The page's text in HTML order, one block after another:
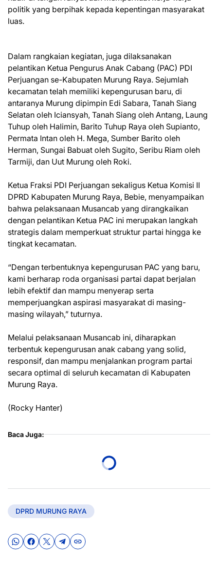
politik yang berpihak kepada kepentingan masyarakat
luas.
Dalam rangkaian kegiatan, juga dilaksanakan
pelantikan Ketua Pengurus Anak Cabang (PAC) PDI
Perjuangan se-Kabupaten Murung Raya. Sejumlah
kecamatan telah memiliki kepengurusan baru, di
antaranya Murung dipimpin Edi Sabara, Tanah Siang
Selatan oleh Iciansyah, Tanah Siang oleh Antang, Laung
Tuhup oleh Halimin, Barito Tuhup Raya oleh Supianto,
Permata Intan oleh H. Mega, Sumber Barito oleh
Herman, Sungai Babuat oleh Sugito, Seribu Riam oleh
Tarmiji, dan Uut Murung oleh Roki.
Ketua Fraksi PDI Perjuangan sekaligus Ketua Komisi II
DPRD Kabupaten Murung Raya, Bebie, menyampaikan
bahwa pelaksanaan Musancab yang dirangkaikan
dengan pelantikan Ketua PAC ini merupakan langkah
strategis dalam memperkuat struktur partai hingga ke
tingkat kecamatan.
“Dengan terbentuknya kepengurusan PAC yang baru,
kami berharap roda organisasi partai dapat berjalan
lebih efektif dan mampu menyerap serta
memperjuangkan aspirasi masyarakat di masing-
masing wilayah,” tuturnya.
Melalui pelaksanaan Musancab ini, diharapkan
terbentuk kepengurusan anak cabang yang solid,
responsif, dan mampu menjalankan program partai
secara optimal di seluruh kecamatan di Kabupaten
Murung Raya.
(Rocky Hanter)
Baca Juga:
DPRD MURUNG RAYA